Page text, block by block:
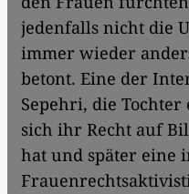
jedenfalls nicht die
immer wieder
betont. Eine der
Sepehri, die
sich ihr Recht auf
hat und später eine